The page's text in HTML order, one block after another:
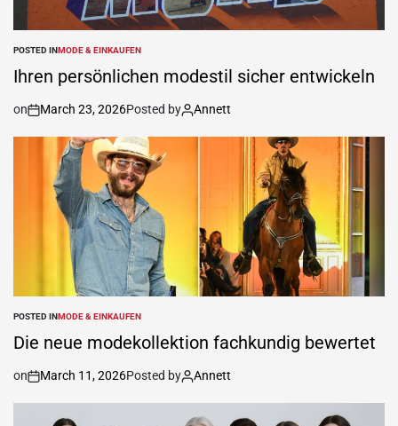
POSTED INMODE & EINKAUFEN
Ihren persönlichen modestil sicher entwickeln
on March 23, 2026Posted by Annett
POSTED INMODE & EINKAUFEN
Die neue modekollektion fachkundig bewertet
on March 11, 2026Posted by Annett